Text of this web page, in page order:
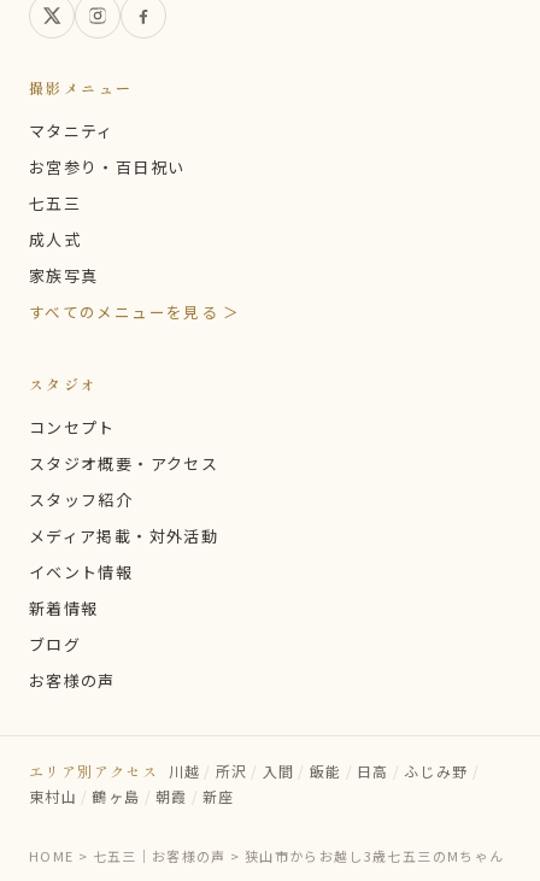
撮影メニュー
マタニティ
お宮参り・百日祝い
七五三
成人式
家族写真
すべてのメニューを見る ＞
スタジオ
コンセプト
スタジオ概要・アクセス
スタッフ紹介
メディア掲載・対外活動
イベント情報
新着情報
ブログ
お客様の声
エリア別アクセス 川越 / 所沢 / 入間 / 飯能 / 日高 / ふじみ野 /
東村山 / 鶴ヶ島 / 朝霞 / 新座
HOME > 七五三｜お客様の声 > 狭山市からお越し3歳七五三のMちゃん